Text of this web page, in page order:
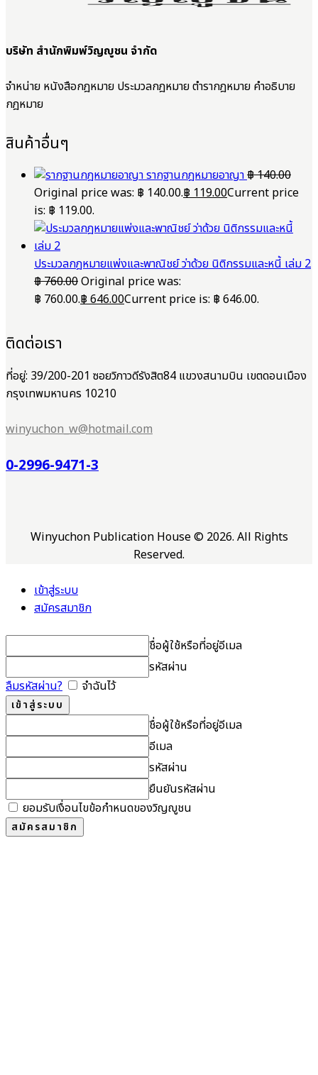
บริษัท สำนักพิมพ์วิญญูชน จำกัด
จำหน่าย หนังสือกฎหมาย ประมวลกฎหมาย ตำรากฎหมาย คำอธิบาย
กฎหมาย
สินค้าอื่นๆ
รากฐานกฎหมายอาญา฿140.00
Original price was: ฿ 140.00.฿119.00Current price
is: ฿ 119.00.
ประมวลกฎหมายแพ่งและพาณิชย์ ว่าด้วย นิติกรรมและหนี้ เล่ม 2
฿760.00Original price was:
฿ 760.00.฿646.00Current price is: ฿ 646.00.
ติดต่อเรา
ที่อยู่: 39/200-201 ซอยวิภาวดีรังสิต84 แขวงสนามบิน เขตดอนเมือง
กรุงเทพมหานคร 10210
winyuchon_w@hotmail.com
0-2996-9471-3
Winyuchon Publication House © 2026. All Rights
Reserved.
เข้าสู่ระบบ
สมัครสมาชิก
ชื่อผู้ใช้หรือที่อยู่อีเมล
รหัสผ่าน
ลืมรหัสผ่าน?
จำฉันไว้
ชื่อผู้ใช้หรือที่อยู่อีเมล
อีเมล
รหัสผ่าน
ยืนยันรหัสผ่าน
ยอมรับเงื่อนไขข้อกำหนดของวิญญูชน